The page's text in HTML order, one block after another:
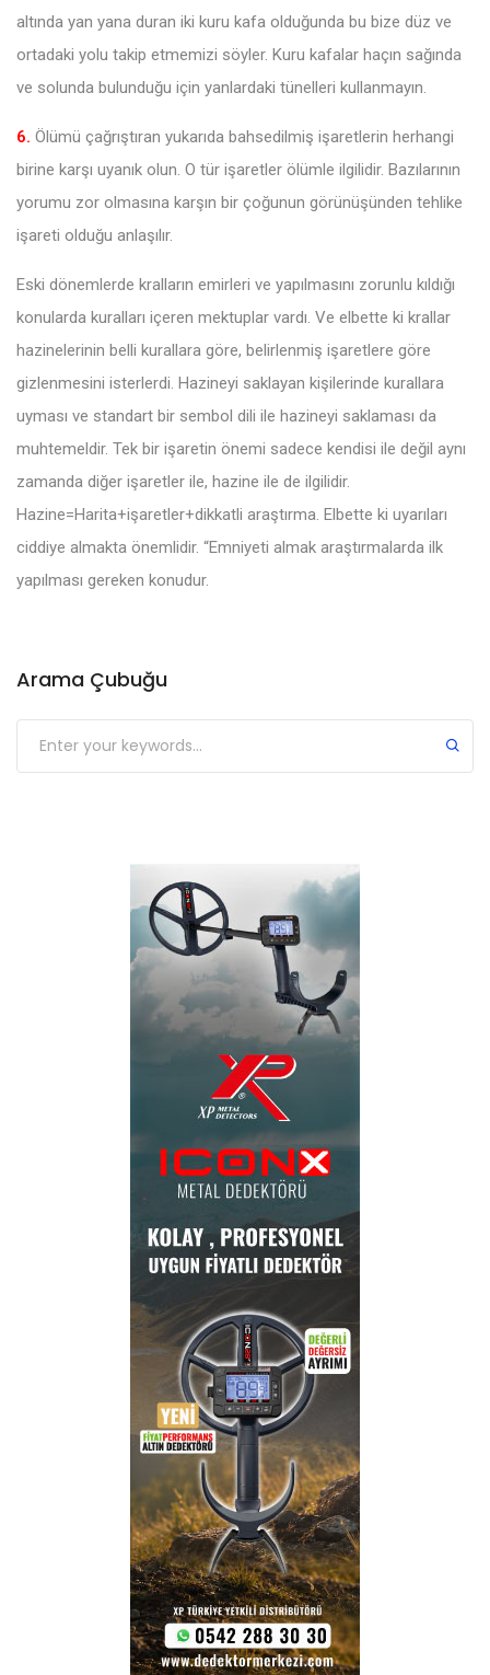
altında yan yana duran iki kuru kafa olduğunda bu bize düz ve
ortadaki yolu takip etmemizi söyler. Kuru kafalar haçın sağında
ve solunda bulunduğu için yanlardaki tünelleri kullanmayın.
6. Ölümü çağrıştıran yukarıda bahsedilmiş işaretlerin herhangi
birine karşı uyanık olun. O tür işaretler ölümle ilgilidir. Bazılarının
yorumu zor olmasına karşın bir çoğunun görünüşünden tehlike
işareti olduğu anlaşılır.
Eski dönemlerde kralların emirleri ve yapılmasını zorunlu kıldığı
konularda kuralları içeren mektuplar vardı. Ve elbette ki krallar
hazinelerinin belli kurallara göre, belirlenmiş işaretlere göre
gizlenmesini isterlerdi. Hazineyi saklayan kişilerinde kurallara
uyması ve standart bir sembol dili ile hazineyi saklaması da
muhtemeldir. Tek bir işaretin önemi sadece kendisi ile değil aynı
zamanda diğer işaretler ile, hazine ile de ilgilidir.
Hazine=Harita+işaretler+dikkatli araştırma. Elbette ki uyarıları
ciddiye almakta önemlidir. “Emniyeti almak araştırmalarda ilk
yapılması gereken konudur.
Arama Çubuğu